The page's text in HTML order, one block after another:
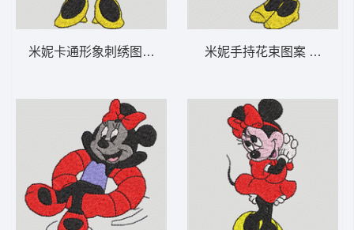
米妮卡通形象刺绣图案 米妮 19-DST格式米妮手持花束图案 米妮 4-